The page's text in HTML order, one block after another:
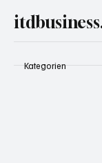
Kategorien